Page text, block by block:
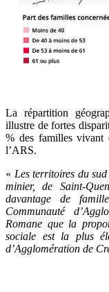
La répartition
illustre de fortes
% des familles vivant
l’ARS.
« Les territoires du
minier, de Saint-
davantage de
Communauté
Romane que la
sociale est la plus
d’Agglomération de